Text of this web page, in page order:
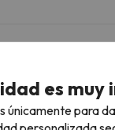
su
en su
Además, el bar
en la terraza.
es
únicamente para